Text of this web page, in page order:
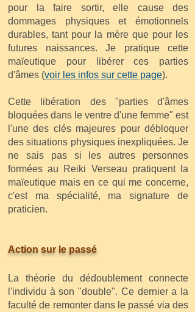
pour la faire sortir, elle cause des
dommages physiques et émotionnels
durables, tant pour la mère que pour les
futures naissances. Je pratique cette
maïeutique pour libérer ces parties
d'âmes (voir les infos sur cette page).
Cette libération des "parties d'âmes
bloquées dans le ventre d'une femme" est
l'une des clés majeures pour débloquer
des situations physiques inexpliquées. Je
ne sais pas si les autres personnes
formées au Reiki Verseau pratiquent la
maïeutique mais en ce qui me concerne,
c'est ma spécialité, ma signature de
praticien.
Action sur le passé
La théorie du dédoublement connecte
l'individu à son "double". Ce dernier a la
faculté de remonter dans le passé via des